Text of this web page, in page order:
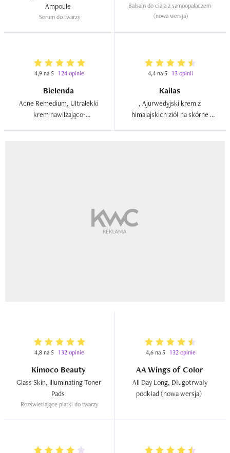
Serum do twarzy
Balsam do ciała z samoopalaczem
(nowa wersja)
4,9 na 5 124 opinie
Bielenda
Acne Remedium, Ultralekki
krem nawilżająco-
4,4 na 5 13 opinii
Kailas
, Ajurwedyjski krem z
himalajskich ziół na skórne
4,8 na 5 132 opinie
Kimoco Beauty
Glass Skin, Illuminating Toner
Rozświetlające płatki do twarzy
4,6 na 5 132 opinie
AA Wings of Color
All Day Long, Długotrwały